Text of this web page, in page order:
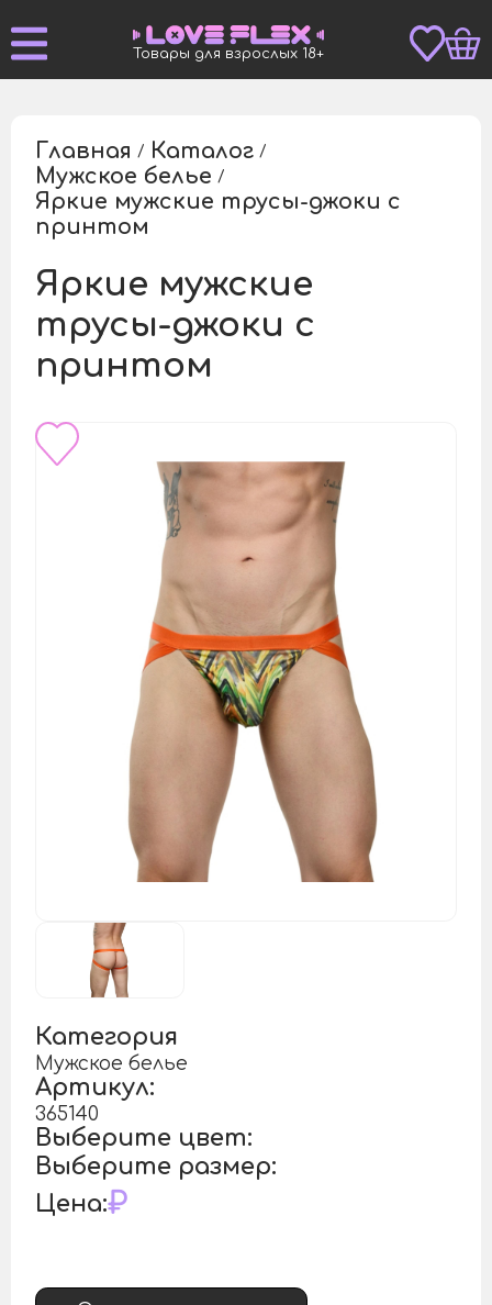
Товары для взрослых 18+
Главная / Каталог /
Мужское белье /
Яркие мужские трусы-джоки с
принтом
Яркие мужские
трусы-джоки с
принтом
Категория
Мужское белье
Артикул:
365140
Выберите цвет:
Выберите размер:
Цена:₽